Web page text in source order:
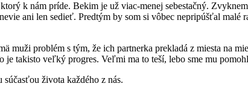
k nám príde. Bekim je už viac-menej sebestačný.
ani len sedieť. Predtým by som si vôbec nepripúšťal malé
muži problém s tým, že ich partnerka prekladá z miesta na
je takisto veľký progres. Veľmi ma to teší, lebo sme mu
života každého z nás.